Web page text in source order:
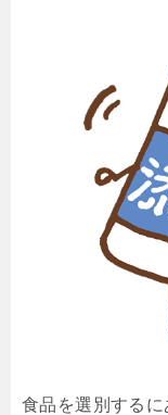
食品を選別する